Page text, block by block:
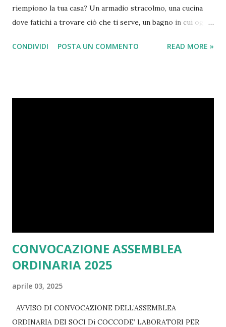
riempiono la tua casa? Un armadio stracolmo, una cucina
dove fatichi a trovare ciò che ti serve, un bagno in cui ogni
solo un problema estetico: è qualcosa che può influire
CONDIVIDI POSTA UN COMMENTO READ MORE »
CONVOCAZIONE ASSEMBLEA
ORDINARIA 2025
aprile 03, 2025
AVVISO DI CONVOCAZIONE DELL’ASSEMBLEA
ORDINARIA DEI SOCI Di COCCODE’ LABORATORI PER